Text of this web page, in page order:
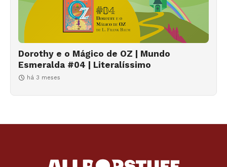
Dorothy e o Mágico de OZ | Mundo
Esmeralda #04 | Literalíssimo
há 3 meses